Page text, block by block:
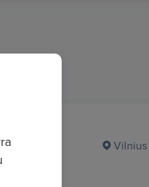
Vilnius